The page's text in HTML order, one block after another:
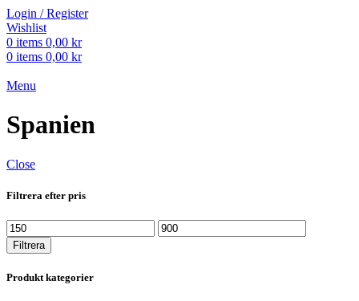
Login / Register
Wishlist
0 items 0,00 kr
0 items 0,00 kr
Menu
Spanien
Close
Filtrera efter pris
Min
pris
Max
pris
Filtrera
Produkt kategorier